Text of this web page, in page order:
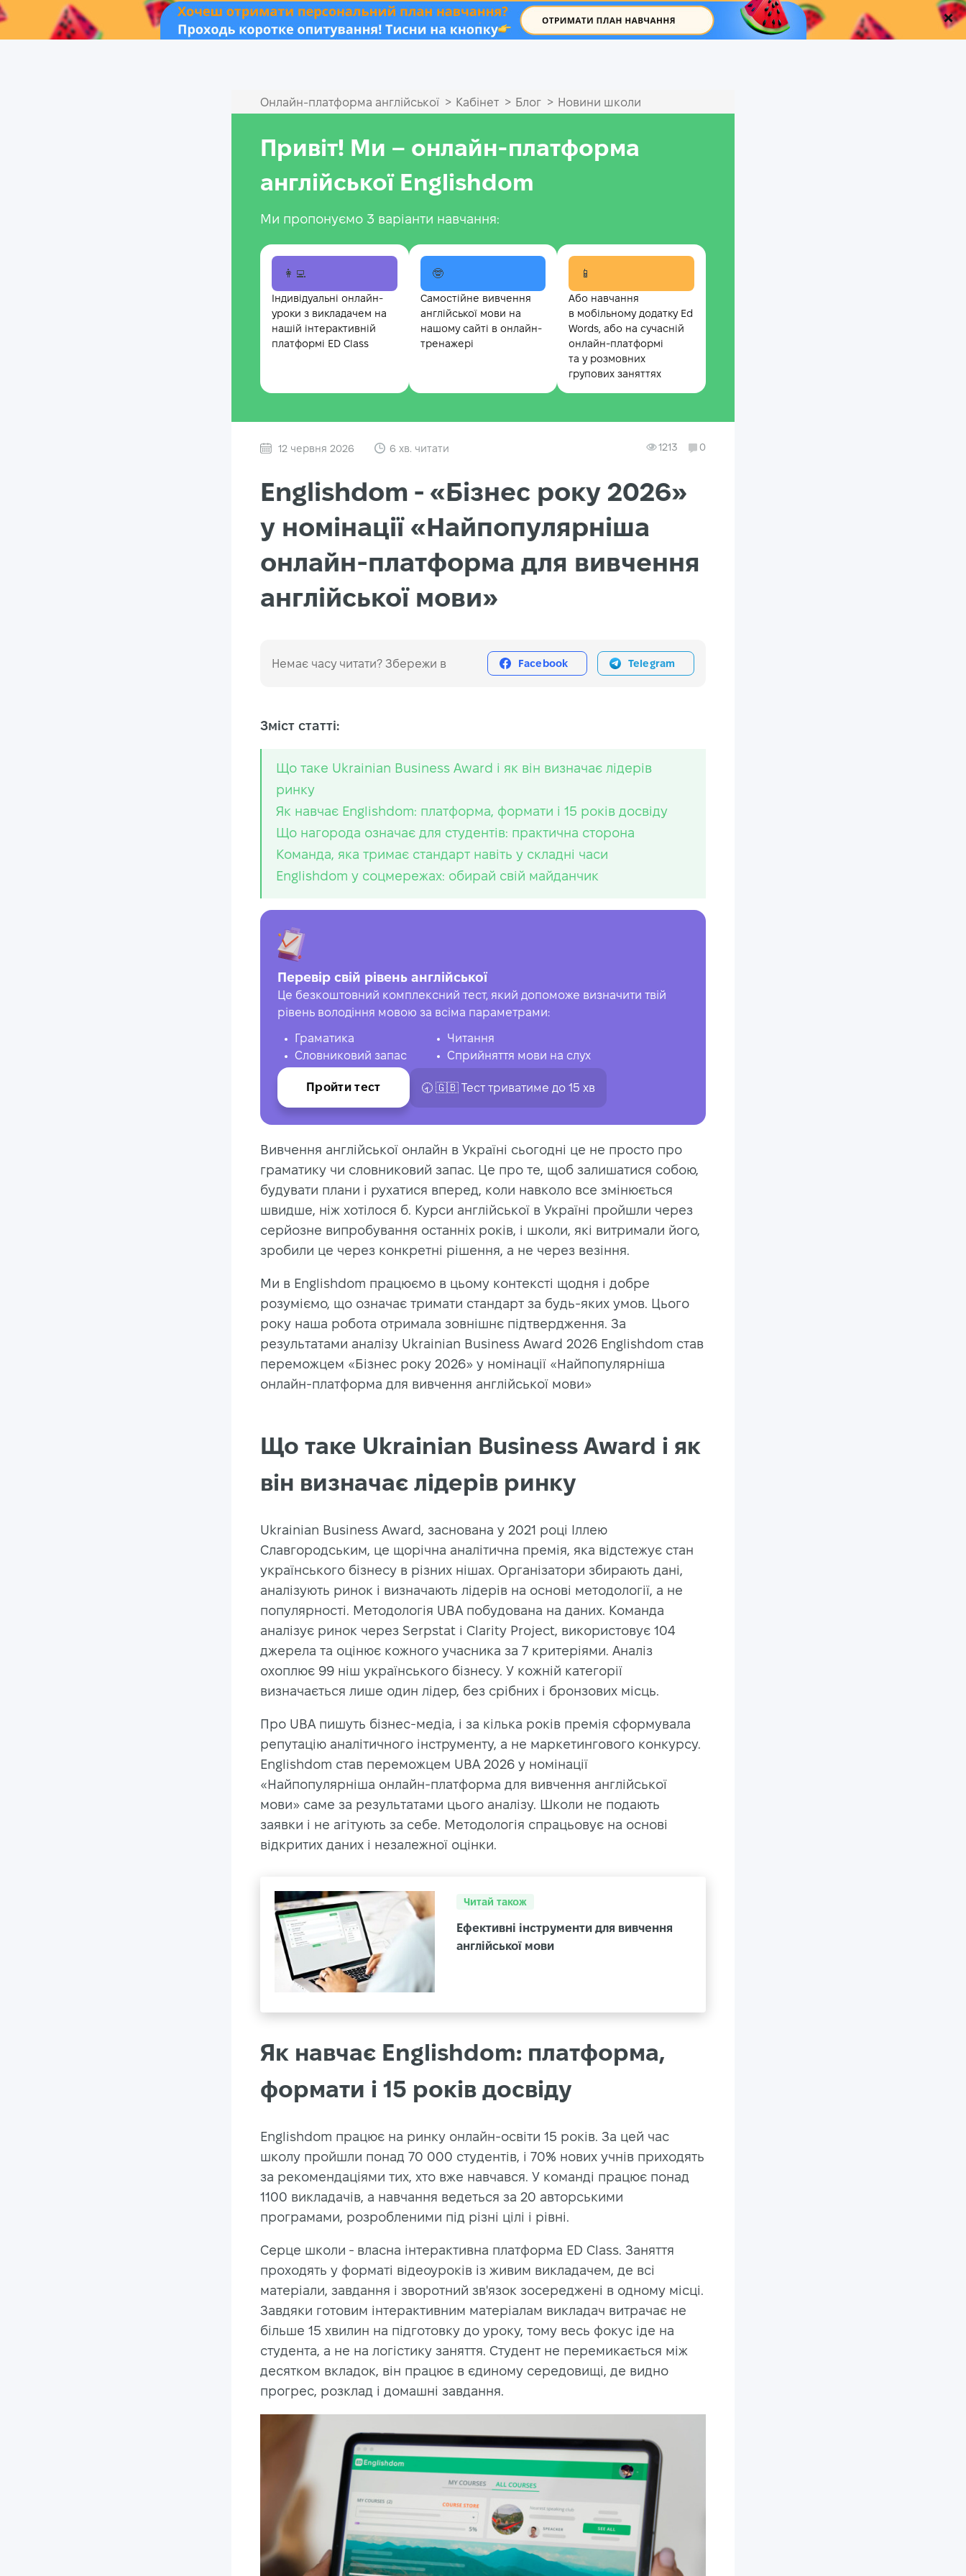
.
Онлайн‑платформа англійської > Кабінет > Блог > Новини школи
Привіт! Ми – онлайн-платформа
англійської Englishdom
Ми пропонуємо 3 варіанти навчання:
👩‍💻
Індивідуальні онлайн-
уроки з викладачем на
нашій інтерактивній
платформі ED Class
🤓
Самостійне вивчення
англійської мови на
нашому сайті в онлайн-
тренажері
📱
Або навчання
в мобільному додатку Ed
Words, або на сучасній
онлайн-платформі
та у розмовних
групових заняттях
12 червня 2026 6 хв. читати 1213 0
Englishdom - «Бізнес року 2026»
у номінації «Найпопулярніша
онлайн-платформа для вивчення
англійської мови»
Немає часу читати? Збережи в Facebook Telegram
Зміст статті:
Що таке Ukrainian Business Award і як він визначає лідерів
ринку
Як навчає Englishdom: платформа, формати і 15 років досвіду
Що нагорода означає для студентів: практична сторона
Команда, яка тримає стандарт навіть у складні часи
Englishdom у соцмережах: обирай свій майданчик
Перевір свій рівень англійської
Це безкоштовний комплексний тест, який допоможе визначити твій
рівень володіння мовою за всіма параметрами:
Граматика
Словниковий запас
Читання
Сприйняття мови на слух
Пройти тест 🕣 🇬🇧 Тест триватиме до 15 хв
Вивчення англійської онлайн в Україні сьогодні це не просто про
граматику чи словниковий запас. Це про те, щоб залишатися собою,
будувати плани і рухатися вперед, коли навколо все змінюється
швидше, ніж хотілося б. Курси англійської в Україні пройшли через
серйозне випробування останніх років, і школи, які витримали його,
зробили це через конкретні рішення, а не через везіння.
Ми в Englishdom працюємо в цьому контексті щодня і добре
розуміємо, що означає тримати стандарт за будь-яких умов. Цього
року наша робота отримала зовнішнє підтвердження. За
результатами аналізу Ukrainian Business Award 2026 Englishdom став
переможцем «Бізнес року 2026» у номінації «Найпопулярніша
онлайн-платформа для вивчення англійської мови»
Що таке Ukrainian Business Award і як
він визначає лідерів ринку
Ukrainian Business Award, заснована у 2021 році Іллею
Славгородським, це щорічна аналітична премія, яка відстежує стан
українського бізнесу в різних нішах. Організатори збирають дані,
аналізують ринок і визначають лідерів на основі методології, а не
популярності. Методологія UBA побудована на даних. Команда
аналізує ринок через Serpstat і Clarity Project, використовує 104
джерела та оцінює кожного учасника за 7 критеріями. Аналіз
охоплює 99 ніш українського бізнесу. У кожній категорії
визначається лише один лідер, без срібних і бронзових місць.
Про UBA пишуть бізнес-медіа, і за кілька років премія сформувала
репутацію аналітичного інструменту, а не маркетингового конкурсу.
Englishdom став переможцем UBA 2026 у номінації
«Найпопулярніша онлайн-платформа для вивчення англійської
мови» саме за результатами цього аналізу. Школи не подають
заявки і не агітують за себе. Методологія спрацьовує на основі
відкритих даних і незалежної оцінки.
Читай також
Ефективні інструменти для вивчення
англійської мови
Як навчає Englishdom: платформа,
формати і 15 років досвіду
Englishdom працює на ринку онлайн-освіти 15 років. За цей час
школу пройшли понад 70 000 студентів, і 70% нових учнів приходять
за рекомендаціями тих, хто вже навчався. У команді працює понад
1100 викладачів, а навчання ведеться за 20 авторськими
програмами, розробленими під різні цілі і рівні.
Серце школи - власна інтерактивна платформа ED Class. Заняття
проходять у форматі відеоуроків із живим викладачем, де всі
матеріали, завдання і зворотний зв'язок зосереджені в одному місці.
Завдяки готовим інтерактивним матеріалам викладач витрачає не
більше 15 хвилин на підготовку до уроку, тому весь фокус іде на
студента, а не на логістику заняття. Студент не перемикається між
десятком вкладок, він працює в єдиному середовищі, де видно
прогрес, розклад і домашні завдання.